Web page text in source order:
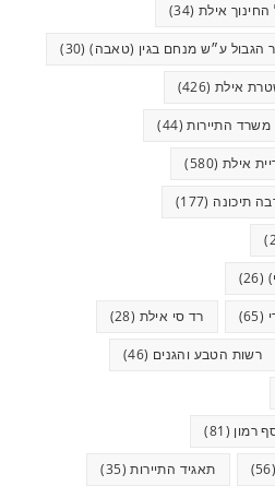
החינוך אילת (34)
הגבול ע״ש מנחם בגין (טאבה)(30)
אילת (426)
משרד התיירות(44)
אילת (580)
תיכונה (177)
(26)
(65) רד סי אילת (28)
רשות הטבע והגנים (46)
רמון (81)
(56) תאגיד התיירות(35)